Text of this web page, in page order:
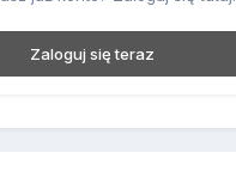
Zaloguj się teraz